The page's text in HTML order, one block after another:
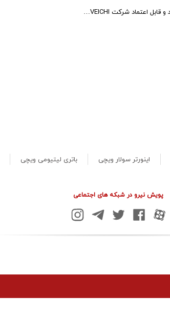
اینورتر پمپ خورشیدی ویچی
اینورتر سولار ویچی باتری لیتیومی ویچی
پویش نیرو در شبکه های اجتماعی